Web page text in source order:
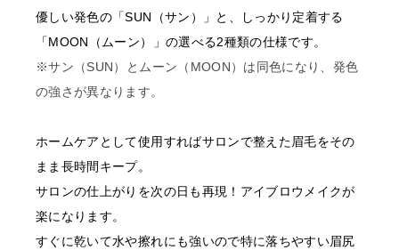
す。
確認できない場合はご注文をキャンセルいたしますの
で、あらかじめご了承くださ
先
優しい発色の「SUN（サン）」と、しっかり定着する
「MOON（ムーン）」の選べる2種類の仕様です。
※サン（SUN）とムーン（MOON）は同色になり、発色
の強さが異なります。
ホームケアとして使用すればサロンで整えた眉毛をその
まま長時間キープ。
サロンの仕上がりを次の日も再現！アイブロウメイクが
楽になります。
すぐに乾いて水や擦れにも強いので特に落ちやすい眉尻